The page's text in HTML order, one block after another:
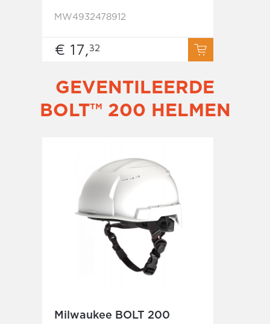
MW4932478912
€ 17,32
GEVENTILEERDE
BOLT™ 200 HELMEN
Milwaukee BOLT 200